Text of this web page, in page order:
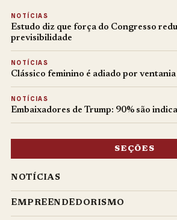
NOTÍCIAS
Estudo diz que força do Congresso
previsibilidade
NOTÍCIAS
Clássico feminino é adiado por ventania
NOTÍCIAS
Embaixadores de Trump: 90% são
SEÇÕES
NOTÍCIAS
EMPREENDEDORISMO